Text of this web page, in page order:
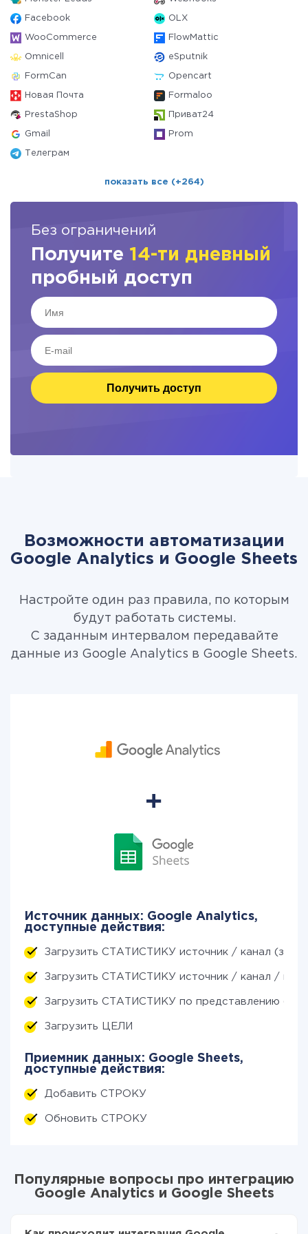
Facebook OLX
WooCommerce FlowMattic
Omnicell eSputnik
FormCan Opencart
Новая Почта Formaloo
PrestaShop Приват24
Gmail Prom
Телеграм
показать все (+264)
Без ограничений
Получите 14-ти дневный
пробный доступ
Получить доступ
Возможности автоматизации
Google Analytics и Google Sheets
Настройте один раз правила, по которым
будут работать системы.
С заданным интервалом передавайте
данные из Google Analytics в Google Sheets.
Источник данных: Google Analytics,
доступные действия:
Загрузить СТАТИСТИКУ источник / канал (за
Загрузить СТАТИСТИКУ источник / канал /
Загрузить СТАТИСТИКУ по представлению (за
Загрузить ЦЕЛИ
Приемник данных: Google Sheets,
доступные действия:
Добавить СТРОКУ
Обновить СТРОКУ
Популярные вопросы про интеграцию
Google Analytics и Google Sheets